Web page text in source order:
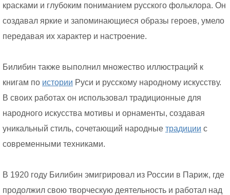
красками и глубоким пониманием русского фольклора. Он
создавал яркие и запоминающиеся образы героев, умело
передавая их характер и настроение.
Билибин также выполнил множество иллюстраций к
книгам по истории Руси и русскому народному искусству.
В своих работах он использовал традиционные для
народного искусства мотивы и орнаменты, создавая
уникальный стиль, сочетающий народные традиции с
современными техниками.
В 1920 году Билибин эмигрировал из России в Париж, где
продолжил свою творческую деятельность и работал над